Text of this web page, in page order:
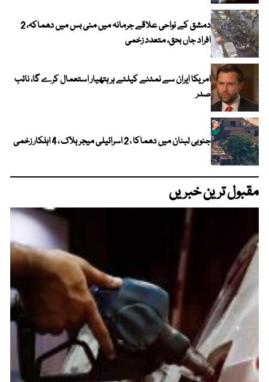
دمشق کے نواحی علاقے جرمانہ میں منی بس میں دھماکہ، 2
افراد جاں بحق، متعدد زخمی
امریکا ایران سے نمٹنے کیلئے ہر ہتھیار استعمال کرے گا، نائب
صدر
جنوبی لبنان میں دھماکا ، 2 اسرائیلی میجر ہلاک ، 4 اہلکار زخمی
مقبول ترین خبریں